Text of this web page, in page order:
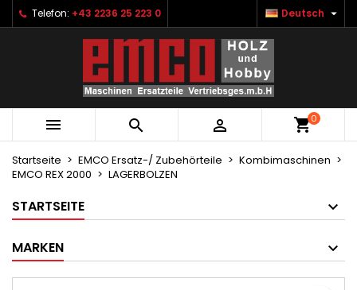
Telefon: +43 2236 25 223 0 Deutsch 
   0
Startseite EMCO Ersatz-/ Zubehörteile
Kombimaschinen
EMCO REX 2000
LAGERBOLZEN
STARTSEITE
MARKEN
Ihre Wunschlisten ×
Neue Liste anlegen
Wunschliste erstellen ×
Name der Wunschliste
Abbrechen Wunschliste erstellen
Anmelden ×
Sie müssen angemeldet sein, um Artikel Ihrer
Wunschliste hinzufügen zu können.
Abbrechen Anmelden